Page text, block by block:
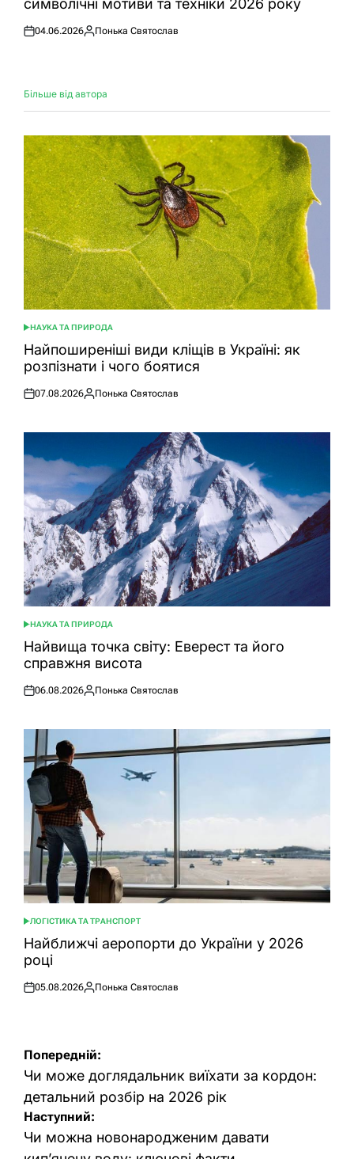
символічні мотиви та техніки 2026 року
Оприлюднено
04.06.2026
Опубліковано
Понька Святослав
Більше від автора
ОПУБЛІКУВАТИ
У
НАУКА ТА ПРИРОДА
Найпоширеніші види кліщів в Україні: як
розпізнати і чого боятися
Оприлюднено
07.08.2026
Опубліковано
Понька Святослав
ОПУБЛІКУВАТИ
У
НАУКА ТА ПРИРОДА
Найвища точка світу: Еверест та його
справжня висота
Оприлюднено
06.08.2026
Опубліковано
Понька Святослав
ОПУБЛІКУВАТИ
У
ЛОГІСТИКА ТА ТРАНСПОРТ
Найближчі аеропорти до України у 2026
році
Оприлюднено
05.08.2026
Опубліковано
Понька Святослав
Навігація
записів
Попередній:
Чи може доглядальник виїхати за кордон:
детальний розбір на 2026 рік
Наступний:
Чи можна новонародженим давати